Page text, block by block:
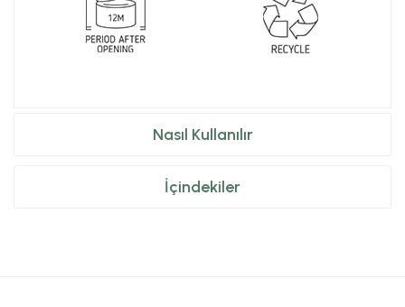
Nasıl Kullanılır
İçindekiler